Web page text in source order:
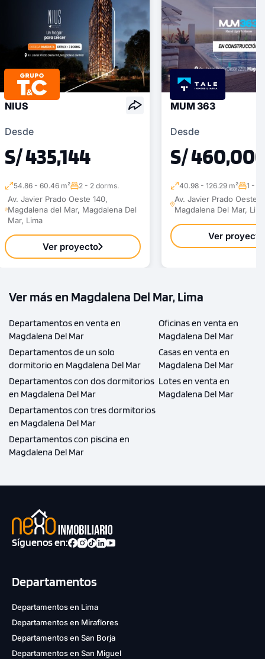
NIUS
Desde
S/ 435,144
54.86 - 60.46 m² 2 - 2 dorms.
Av. Javier Prado Oeste 140,
Magdalena del Mar, Magdalena Del
Mar, Lima
Ver proyecto
MUM 363
Desde
S/
40.98 - 126.29 m² 1 - 3
Av. Javier Prado Oeste
Magdalena Del Mar,
Ver proyecto
Ver más en Magdalena Del Mar, Lima
Departamentos en venta en
Magdalena Del Mar
Departamentos de un solo
dormitorio en Magdalena Del Mar
Departamentos con dos dormitorios
en Magdalena Del Mar
Departamentos con tres dormitorios
en Magdalena Del Mar
Departamentos con piscina en
Magdalena Del Mar
Oficinas en venta en
Magdalena Del Mar
Casas en venta en
Magdalena Del Mar
Lotes en venta en
Magdalena Del Mar
Síguenos en:
Departamentos
Departamentos en Lima
Departamentos en Miraflores
Departamentos en San Borja
Departamentos en San Miguel